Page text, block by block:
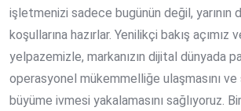
işletmenizi sadece bugünün değil, yarının
koşullarına hazırlar. Yenilikçi bakış açımız
yelpazemizle, markanızın dijital dünyada
operasyonel mükemmelliğe ulaşmasını
büyüme ivmesi yakalamasını sağlıyoruz.